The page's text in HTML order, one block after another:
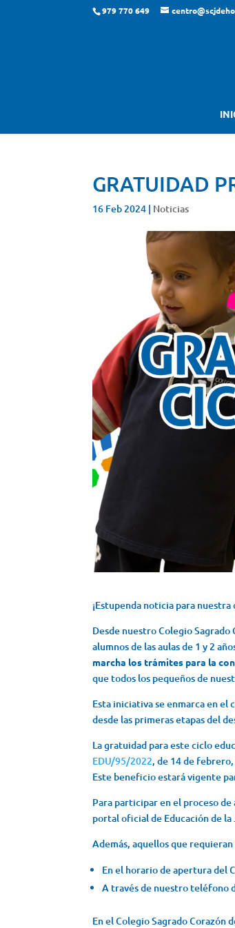
979 770 649
GRATUIDAD
16 Feb 2024 | Noticias
¡Estupenda noticia para
Desde nuestro Colegio Sagrado
alumnos de las aulas de 1 y 2
marcha los trámites para la
que todos los pequeños de
Esta iniciativa se enmarca en
desde las primeras etapas del
La gratuidad para este ciclo
EDU/95/2022, de 14 de
Este beneficio estará vigente
Para participar en el proceso
portal oficial de Educación de la
Además, aquellos que
En el horario de apertura del
A través de nuestro teléfono
En el Colegio Sagrado Corazón